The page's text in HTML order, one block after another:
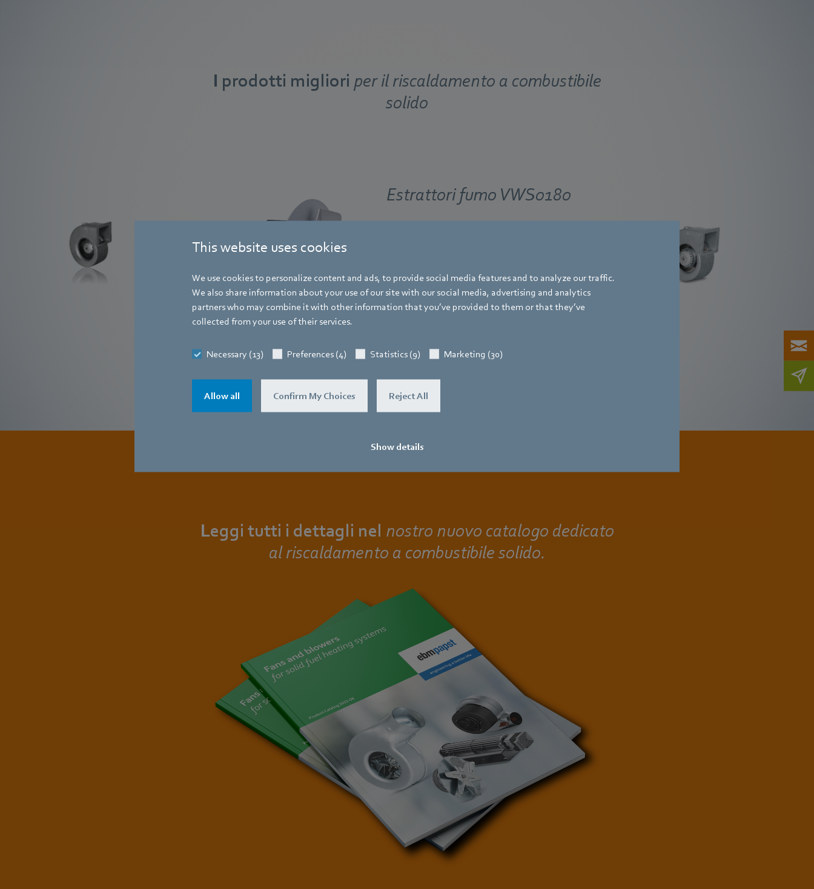
This website uses cookies
We use cookies to personalize content and ads, to provide social media features and to analyze our traffic.
We also share information about your use of our site with our social media, advertising and analytics
partners who may combine it with other information that you’ve provided to them or that they’ve
collected from your use of their services.
Necessary (13) Preferences (4) Statistics (9) Marketing (30)
Allow all Confirm My Choices Reject All
Show details
I prodotti migliori per il riscaldamento a combustibile
solido
combustibile solido
Estrattori fumo VWS0180
camino. Sono utilizzati nelle stufe a pellet o
biomassa nelle abitazioni.
Leggi tutti i dettagli nel nostro nuovo catalogo dedicato
al riscaldamento a combustibile solido.